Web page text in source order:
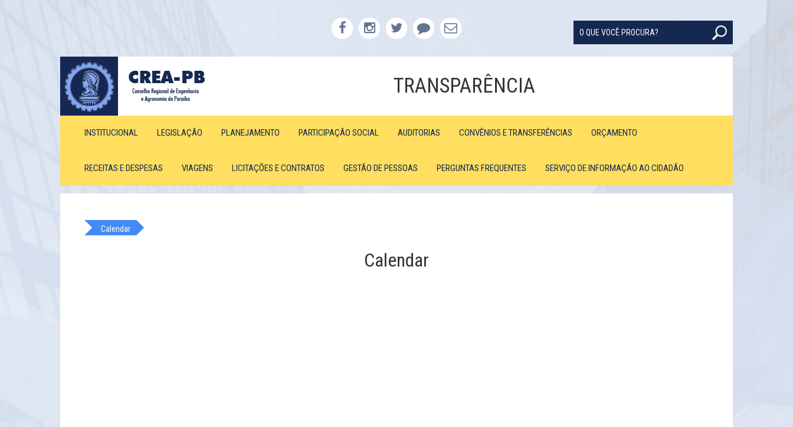
TRANSPARÊNCIA
INSTITUCIONAL LEGISLAÇÃO PLANEJAMENTO PARTICIPAÇÃO SOCIAL AUDITORIAS CONVÊNIOS E TRANSFERÊNCIAS ORÇAMENTO
RECEITAS E DESPESAS VIAGENS LICITAÇÕES E CONTRATOS GESTÃO DE PESSOAS PERGUNTAS FREQUENTES SERVIÇO DE INFORMAÇÃO AO CIDADÃO
Calendar
Calendar